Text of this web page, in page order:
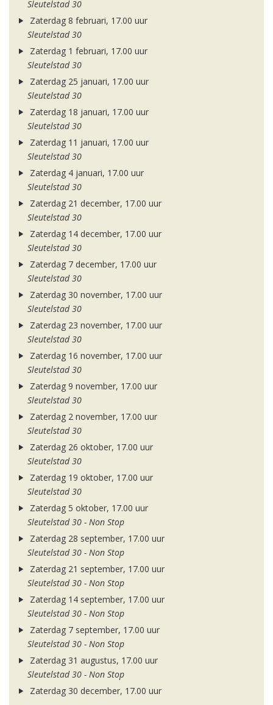
Sleutelstad 30
Zaterdag 8 februari, 17.00 uur
Sleutelstad 30
Zaterdag 1 februari, 17.00 uur
Sleutelstad 30
Zaterdag 25 januari, 17.00 uur
Sleutelstad 30
Zaterdag 18 januari, 17.00 uur
Sleutelstad 30
Zaterdag 11 januari, 17.00 uur
Sleutelstad 30
Zaterdag 4 januari, 17.00 uur
Sleutelstad 30
Zaterdag 21 december, 17.00 uur
Sleutelstad 30
Zaterdag 14 december, 17.00 uur
Sleutelstad 30
Zaterdag 7 december, 17.00 uur
Sleutelstad 30
Zaterdag 30 november, 17.00 uur
Sleutelstad 30
Zaterdag 23 november, 17.00 uur
Sleutelstad 30
Zaterdag 16 november, 17.00 uur
Sleutelstad 30
Zaterdag 9 november, 17.00 uur
Sleutelstad 30
Zaterdag 2 november, 17.00 uur
Sleutelstad 30
Zaterdag 26 oktober, 17.00 uur
Sleutelstad 30
Zaterdag 19 oktober, 17.00 uur
Sleutelstad 30
Zaterdag 5 oktober, 17.00 uur
Sleutelstad 30 - Non Stop
Zaterdag 28 september, 17.00 uur
Sleutelstad 30 - Non Stop
Zaterdag 21 september, 17.00 uur
Sleutelstad 30 - Non Stop
Zaterdag 14 september, 17.00 uur
Sleutelstad 30 - Non Stop
Zaterdag 7 september, 17.00 uur
Sleutelstad 30 - Non Stop
Zaterdag 31 augustus, 17.00 uur
Sleutelstad 30 - Non Stop
Zaterdag 30 december, 17.00 uur